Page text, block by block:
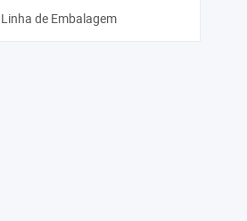
Linha de Embalagem